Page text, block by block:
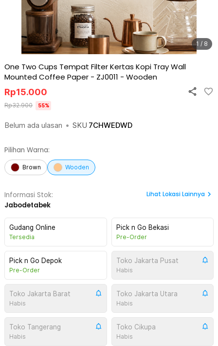
1 / 8
One Two Cups Tempat Filter Kertas Kopi Tray Wall
Mounted Coffee Paper - ZJ0011 - Wooden
Belum ada ulasan • SKU 7CHWEDWD
Rp15.000
Rp32.900 55%
Pilihan Warna:
Brown Wooden
Informasi Stok:
Jabodetabek
Lihat Lokasi Lainnya
Gudang Online
Tersedia
Pick n Go Bekasi
Pre-Order
Pick n Go Depok
Pre-Order
Toko Jakarta Pusat
Habis
Toko Jakarta Barat
Habis
Toko Jakarta Utara
Habis
Toko Tangerang
Habis
Toko Cikupa
Habis